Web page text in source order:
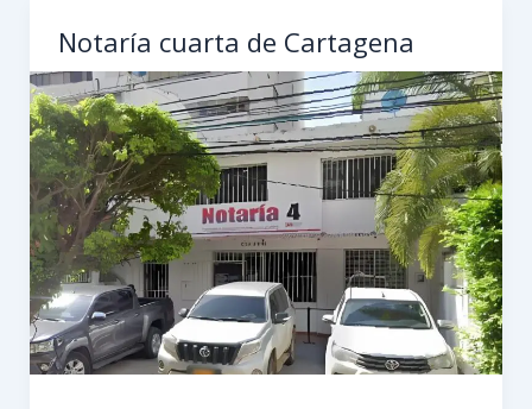
Notaría cuarta de Cartagena